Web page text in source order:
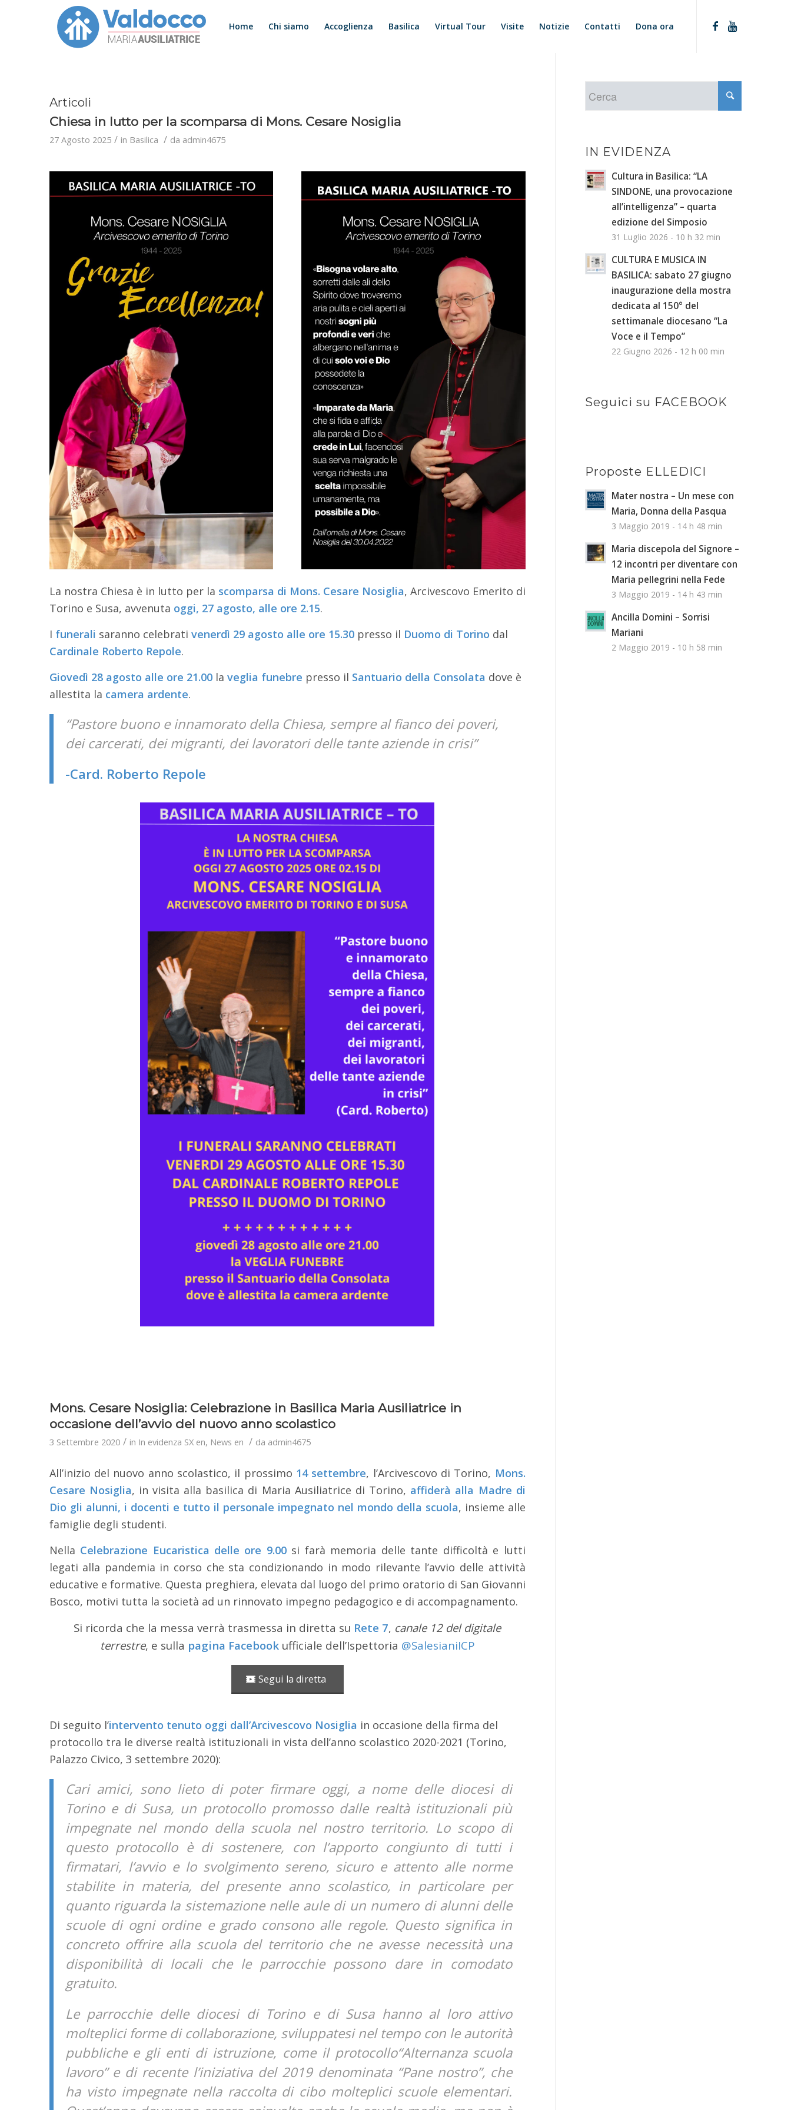
Home Chi siamo Accoglienza Basilica Virtual Tour Visite Notizie Contatti Dona ora
Articoli
Chiesa in lutto per la scomparsa di Mons. Cesare Nosiglia
27 Agosto 2025 / in Basilica / da admin4675
La nostra Chiesa è in lutto per la scomparsa di Mons. Cesare Nosiglia, Arcivescovo Emerito di
Torino e Susa, avvenuta oggi, 27 agosto, alle ore 2.15.
I funerali saranno celebrati venerdì 29 agosto alle ore 15.30presso il Duomo di Torino dal
Cardinale Roberto Repole.
Giovedì 28 agosto alle ore 21.00la veglia funebre presso il Santuario della Consolata dove è
allestita la camera ardente.
“Pastore buono e innamorato della Chiesa, sempre al fianco dei poveri,
dei carcerati, dei migranti, dei lavoratori delle tante aziende in crisi”
-Card. Roberto Repole
Mons. Cesare Nosiglia: Celebrazione in Basilica Maria Ausiliatrice in
occasione dell’avvio del nuovo anno scolastico
3 Settembre 2020 / in In evidenza SX en, News en / da admin4675
All’inizio del nuovo anno scolastico, il prossimo 14 settembre, l’Arcivescovo di Torino, Mons.
Cesare Nosiglia, in visita alla basilica di Maria Ausiliatrice di Torino, affiderà alla Madre di
Dio gli alunni, i docenti e tutto il personale impegnato nel mondo della scuola, insieme alle
famiglie degli studenti.
Nella Celebrazione Eucaristica delle ore 9.00si farà memoria delle tante difficoltà e lutti
legati alla pandemia in corso che sta condizionando in modo rilevante l’avvio delle attività
educative e formative. Questa preghiera, elevata dal luogo del primo oratorio di San Giovanni
Bosco, motivi tutta la società ad un rinnovato impegno pedagogico e di accompagnamento.
Si ricorda che la messa verrà trasmessa in diretta su Rete 7, canale 12 del digitale
terrestre, e sulla pagina Facebookufficiale dell’Ispettoria @SalesianiICP
Segui la diretta
Di seguito l’intervento tenuto oggi dall’Arcivescovo Nosiglia in occasione della firma del
protocollo tra le diverse realtà istituzionali in vista dell’anno scolastico 2020-2021 (Torino,
Palazzo Civico, 3 settembre 2020):
Cari amici, sono lieto di poter firmare oggi, a nome delle diocesi di
Torino e di Susa, un protocollo promosso dalle realtà istituzionali più
impegnate nel mondo della scuola nel nostro territorio. Lo scopo di
questo protocollo è di sostenere, con l’apporto congiunto di tutti i
firmatari, l’avvio e lo svolgimento sereno, sicuro e attento alle norme
stabilite in materia, del presente anno scolastico, in particolare per
quanto riguarda la sistemazione nelle aule di un numero di alunni delle
scuole di ogni ordine e grado consono alle regole. Questo significa in
concreto offrire alla scuola del territorio che ne avesse necessità una
disponibilità di locali che le parrocchie possono dare in comodato
gratuito.
Le parrocchie delle diocesi di Torino e di Susa hanno al loro attivo
molteplici forme di collaborazione, sviluppatesi nel tempo con le autorità
pubbliche e gli enti di istruzione, come il protocollo“Alternanza scuola
lavoro” e di recente l’iniziativa del 2019 denominata “Pane nostro”, che
ha visto impegnate nella raccolta di cibo molteplici scuole elementari.
IN EVIDENZA
Cultura in Basilica: “LA
SINDONE, una provocazione
all’intelligenza” – quarta
edizione del Simposio
31 Luglio 2026 - 10 h 32 min
CULTURA E MUSICA IN
BASILICA: sabato 27 giugno
inaugurazione della mostra
dedicata al 150° del
settimanale diocesano “La
Voce e il Tempo”
22 Giugno 2026 - 12 h 00 min
Seguici su FACEBOOK
Proposte ELLEDICI
Mater nostra – Un mese con
Maria, Donna della Pasqua
3 Maggio 2019 - 14 h 48 min
Maria discepola del Signore –
12 incontri per diventare con
Maria pellegrini nella Fede
3 Maggio 2019 - 14 h 43 min
Ancilla Domini – Sorrisi
Mariani
2 Maggio 2019 - 10 h 58 min